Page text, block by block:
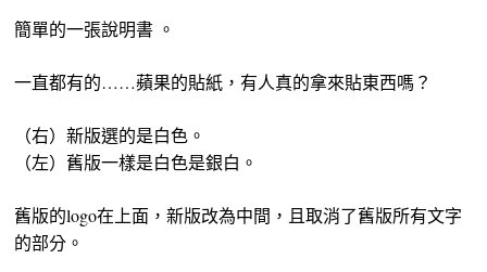
簡單的一張說明書 。
一直都有的……蘋果的貼紙，有人真的拿來貼東西嗎？
（右）新版選的是白色。
（左）舊版一樣是白色是銀白。
舊版的logo在上面，新版改為中間，且取消了舊版所有文字
的部分。